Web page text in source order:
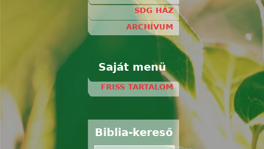
SDG HÁZ
ARCHÍVUM
Saját menü
FRISS TARTALOM
Biblia-kereső